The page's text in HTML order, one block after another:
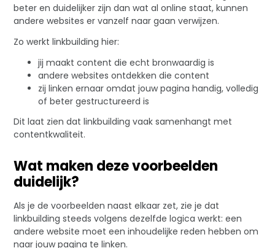
beter en duidelijker zijn dan wat al online staat, kunnen
andere websites er vanzelf naar gaan verwijzen.
Zo werkt linkbuilding hier:
jij maakt content die echt bronwaardig is
andere websites ontdekken die content
zij linken ernaar omdat jouw pagina handig, volledig
of beter gestructureerd is
Dit laat zien dat linkbuilding vaak samenhangt met
contentkwaliteit.
Wat maken deze voorbeelden
duidelijk?
Als je de voorbeelden naast elkaar zet, zie je dat
linkbuilding steeds volgens dezelfde logica werkt: een
andere website moet een inhoudelijke reden hebben om
naar jouw pagina te linken.